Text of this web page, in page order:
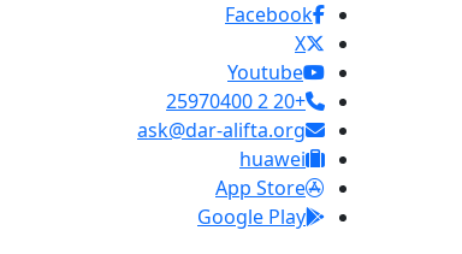
Facebook
X
Youtube
+20 2 25970400
ask@dar-alifta.org
huawei
App Store
Google Play